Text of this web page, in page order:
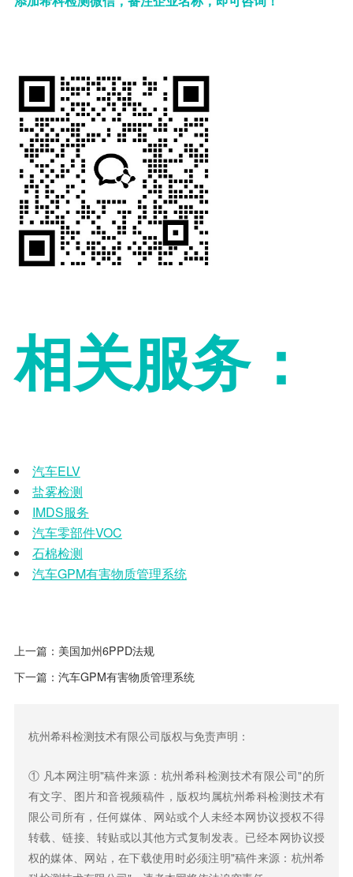
相关服务：
汽车ELV
盐雾检测
IMDS服务
汽车零部件VOC
石棉检测
汽车GPM有害物质管理系统
上一篇： 美国加州6PPD法规
下一篇： 汽车GPM有害物质管理系统
杭州希科检测技术有限公司版权与免责声明：
① 凡本网注明"稿件来源：杭州希科检测技术有限公司"的所
有文字、图片和音视频稿件，版权均属杭州希科检测技术有
限公司所有，任何媒体、网站或个人未经本网协议授权不得
转载、链接、转贴或以其他方式复制发表。已经本网协议授
权的媒体、网站，在下载使用时必须注明"稿件来源：杭州希